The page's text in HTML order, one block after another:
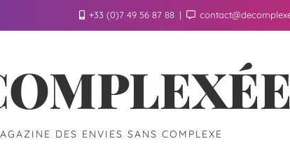
+33 (0)7 49 56 87 88
DES ENVIES SANS COMPLEXE